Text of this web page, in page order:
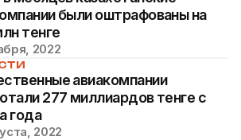
были оштрафованы на
тенге
2022
авиакомпании
277 миллиардов тенге с
года
2022